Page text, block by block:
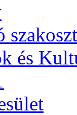
és